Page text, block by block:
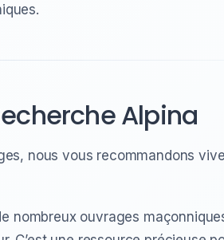
Alpina
nous vous recommandons
ouvrages